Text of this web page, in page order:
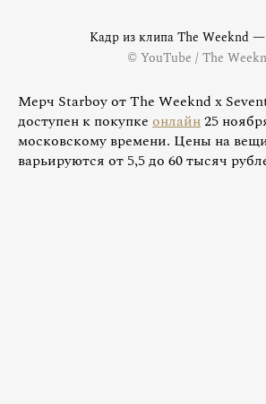
Кадр из клипа The Weeknd
© YouTube / The
Мерч Starboy от The Weeknd x
доступен к покупке онлайн25
московскому времени. Цены на
варьируются от 5,5 до 60 тысяч